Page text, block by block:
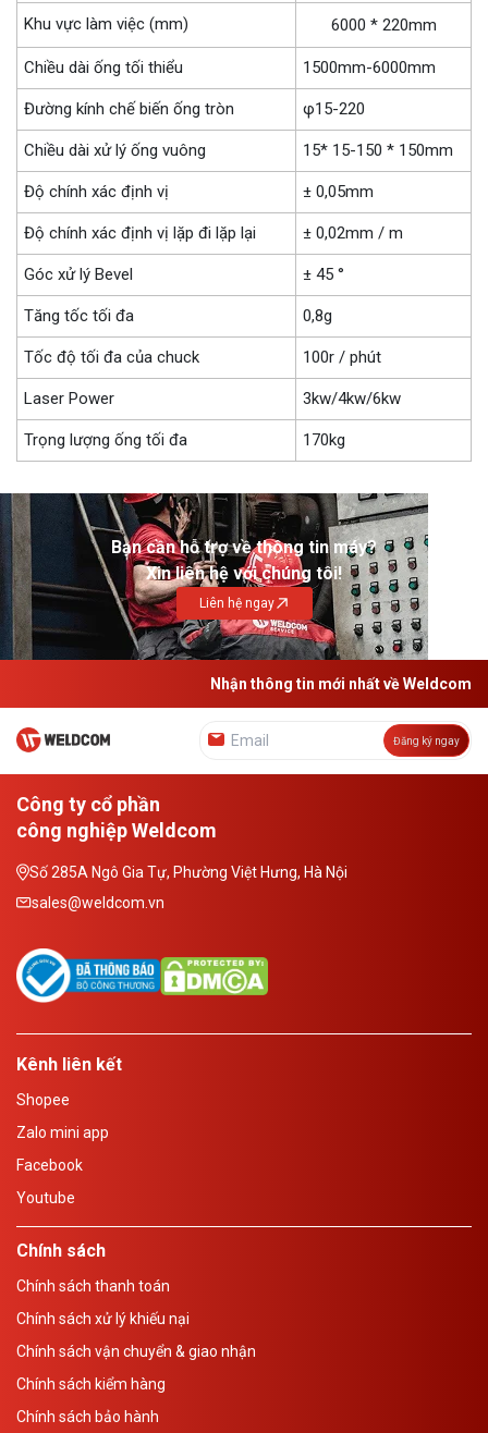
Khu vực làm việc (mm) 6000 * 220mm
Chiều dài ống tối thiểu 1500mm-6000mm
Đường kính chế biến ống tròn φ15-220
Chiều dài xử lý ống vuông 15* 15-150 * 150mm
Độ chính xác định vị ± 0,05mm
Độ chính xác định vị lặp đi lặp lại ± 0,02mm / m
Góc xử lý Bevel ± 45 °
Tăng tốc tối đa 0,8g
Tốc độ tối đa của chuck 100r / phút
Laser Power 3kw/4kw/6kw
Trọng lượng ống tối đa 170kg
Bạn cần hỗ trợ về thông tin máy?
Xin liên hệ với chúng tôi!
Liên hệ ngay
Nhận thông tin mới nhất về Weldcom
Đăng ký ngay
Công ty cổ phần
công nghiệp Weldcom
Số 285A Ngô Gia Tự, Phường Việt Hưng, Hà Nội
sales@weldcom.vn
Kênh liên kết
Shopee
Zalo mini app
Facebook
Youtube
Chính sách
Chính sách thanh toán
Chính sách xử lý khiếu nại
Chính sách vận chuyển & giao nhận
Chính sách kiểm hàng
Chính sách bảo hành